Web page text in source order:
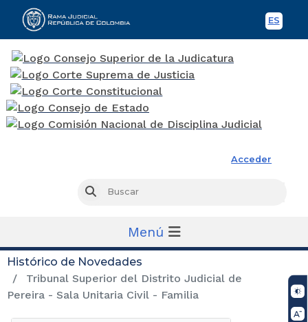
ES
Acceder
Buscar
Menú
Histórico de Novedades
Tribunal Superior del Distrito Judicial de
Pereira - Sala Unitaria Civil - Familia